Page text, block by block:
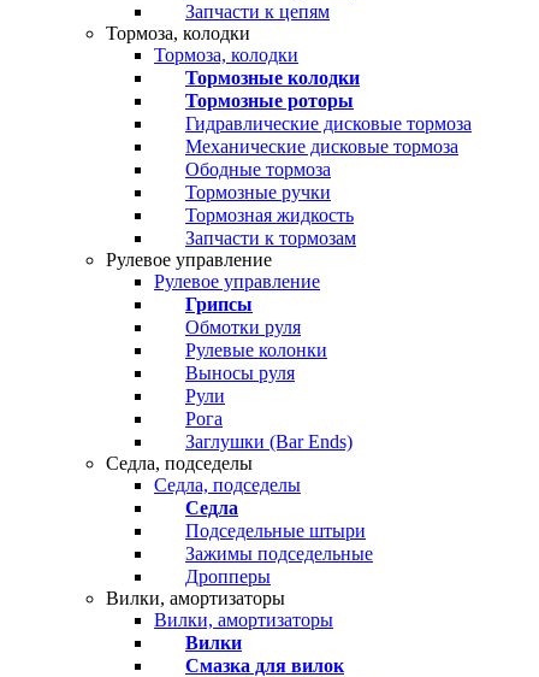
Запчасти к цепям
Тормоза, колодки
Тормоза, колодки
Тормозные колодки
Тормозные роторы
Гидравлические дисковые тормоза
Механические дисковые тормоза
Ободные тормоза
Тормозные ручки
Тормозная жидкость
Запчасти к тормозам
Рулевое управление
Рулевое управление
Грипсы
Обмотки руля
Рулевые колонки
Выносы руля
Рули
Рога
Заглушки (Bar Ends)
Седла, подседелы
Седла, подседелы
Седла
Подседельные штыри
Зажимы подседельные
Дропперы
Вилки, амортизаторы
Вилки, амортизаторы
Вилки
Смазка для вилок